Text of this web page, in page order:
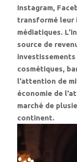
Instagram,
transformé leur
médiatiques.
source de
cosmétiques,
l’attention de
économie de
marché de
continent.